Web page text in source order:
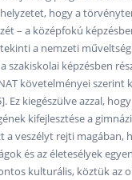
hogy a
– a középfokú
a nemzeti
szakiskolai képzésben
követelményei szerint
Ez kiegészülve azzal,
kifejlesztése a
a veszélyt rejti magában,
és az életesélyek
kulturális, köztük az